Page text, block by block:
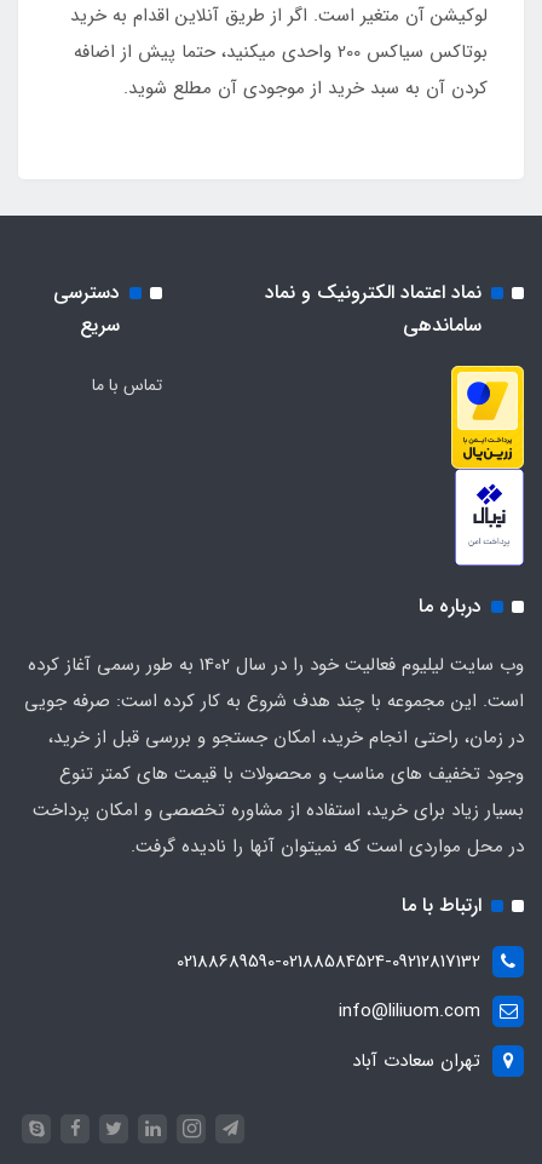
لوکیشن آن متغیر است. اگر از طریق آنلاین اقدام به خرید
بوتاکس سیاکس 200 واحدی میکنید، حتما پیش از اضافه
کردن آن به سبد خرید از موجودی آن مطلع شوید.
نماد اعتماد الکترونیک و نماد
ساماندهی
دسترسی
سریع
تماس با ما
درباره ما
وب سایت لیلیوم فعالیت خود را در سال 1402 به طور رسمی آغاز کرده
است. این مجموعه با چند هدف شروع به کار کرده است: صرفه جویی
در زمان، راحتی انجام خرید، امکان جستجو و بررسی قبل از خرید،
وجود تخفیف های مناسب و محصولات با قیمت های کمتر تنوع
بسیار زیاد برای خرید، استفاده از مشاوره تخصصی و امکان پرداخت
در محل مواردی است که نمیتوان آنها را نادیده گرفت.
ارتباط با ما
02188689590-02188584524-09212817132
info@liliuom.com
تهران سعادت آباد